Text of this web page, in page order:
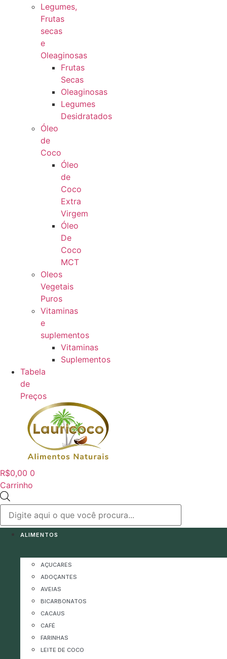
Legumes,
Frutas
secas
e
Oleaginosas
Frutas
Secas
Oleaginosas
Legumes
Desidratados
Óleo
de
Coco
Óleo
de
Coco
Extra
Virgem
Óleo
De
Coco
MCT
Oleos
Vegetais
Puros
Vitaminas
e
suplementos
Vitaminas
Suplementos
Tabela
de
Preços
R$0,00 0
Carrinho
produtos
ALIMENTOS
AÇUCARES
ADOÇANTES
AVEIAS
BICARBONATOS
CACAUS
CAFÉ
FARINHAS
LEITE DE COCO